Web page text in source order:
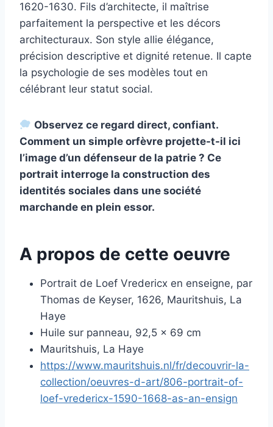
1620-1630. Fils d’architecte, il maîtrise
parfaitement la perspective et les décors
architecturaux. Son style allie élégance,
précision descriptive et dignité retenue. Il capte
la psychologie de ses modèles tout en
célébrant leur statut social.
Observez ce regard direct, confiant.
Comment un simple orfèvre projette-t-il ici
l’image d’un défenseur de la patrie ? Ce
portrait interroge la construction des
identités sociales dans une société
marchande en plein essor.
A propos de cette oeuvre
Portrait de Loef Vredericx en enseigne, par
Thomas de Keyser, 1626, Mauritshuis, La
Haye
Huile sur panneau, 92,5 × 69 cm
Mauritshuis, La Haye
https://www.mauritshuis.nl/fr/decouvrir-la-
collection/oeuvres-d-art/806-portrait-of-
loef-vredericx-1590-1668-as-an-ensign